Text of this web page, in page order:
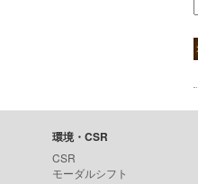
環境・CSR
CSR
モーダルシフト